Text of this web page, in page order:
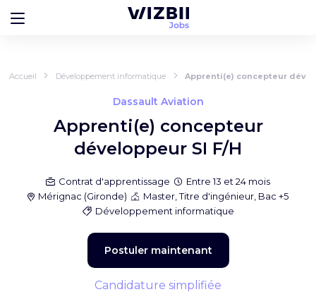
Accueil Développement informatique Apprenti(e) concepteur
Dassault Aviation
Apprenti(e) concepteur
développeur SI F/H
Contrat d'apprentissage
Entre 13 et 24 mois
Mérignac (Gironde)
Master, Titre d'ingénieur, Bac +5
Développement informatique
Postuler maintenant
Candidature simplifiée